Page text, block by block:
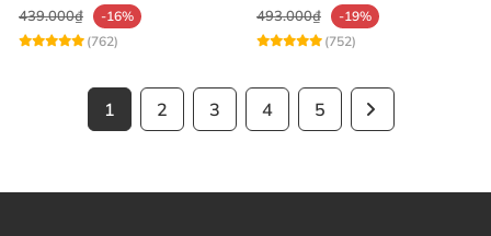
439.000₫
-16%
(762)
493.000₫
-19%
(752)
1 2 3 4 5